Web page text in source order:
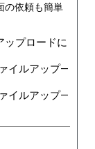
の依頼も簡単
ップロードに
イルアップ―
イルアップ―